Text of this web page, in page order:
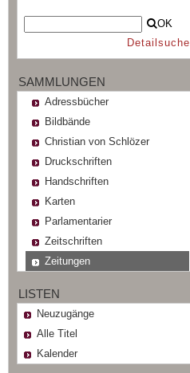
OK
Detailsuche
SAMMLUNGEN
Adressbücher
Bildbände
Christian von Schlözer
Druckschriften
Handschriften
Karten
Parlamentarier
Zeitschriften
Zeitungen
LISTEN
Neuzugänge
Alle Titel
Kalender